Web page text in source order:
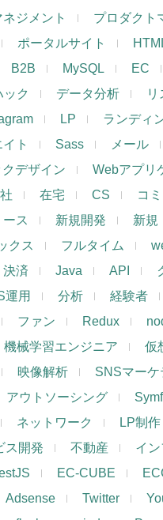
ジメント プロダクト
ポータルサイト
B2B MySQL EC
ク データ分析
LP ランディ
ト Sass メール
デザイン Webアプリ
在宅 CS コ
ス 新規開発 新規
クス フルタイム
決済 Java API
運用 分析 経験者
ファン Redux
機械学習エンジニア 仮
映像解析 SNSマーケ
アウトソーシング
ネットワーク LP制作
ス開発 不動産 イ
EC-CUBE
Adsense Twitter